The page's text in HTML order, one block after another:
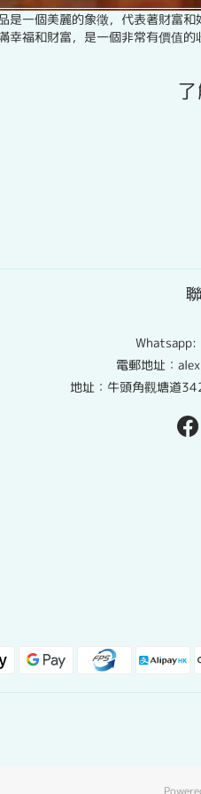
一個美麗的象徵，代表著財富
福和財富，是一個非常有價值的
Whatsapp:
電郵地址：
地址：牛頭角觀塘道